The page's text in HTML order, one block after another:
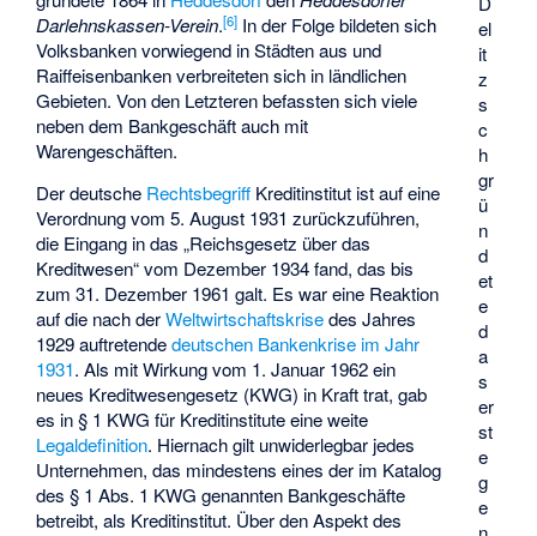
el
it
z
s
c
h
gr
ü
n
d
et
e
d
a
s
er
st
e
g
e
Darlehnskassen-Verein.[6] In der Folge bildeten sich
Volksbanken vorwiegend in Städten aus und
Raiffeisenbanken verbreiteten sich in ländlichen
Gebieten. Von den Letzteren befassten sich viele
neben dem Bankgeschäft auch mit
Warengeschäften.
Der deutsche Rechtsbegriff Kreditinstitut ist auf eine
Verordnung vom 5. August 1931 zurückzuführen,
die Eingang in das „Reichsgesetz über das
Kreditwesen“ vom Dezember 1934 fand, das bis
zum 31. Dezember 1961 galt. Es war eine Reaktion
auf die nach derWeltwirtschaftskrisedes Jahres
1929 auftretendedeutschen Bankenkrise im Jahr
1931. Als mit Wirkung vom 1. Januar 1962 ein
neues Kreditwesengesetz (KWG) in Kraft trat, gab
es in § 1 KWG für Kreditinstitute eine weite
Legaldefinition. Hiernach gilt unwiderlegbar jedes
Unternehmen, das mindestens eines der im Katalog
des § 1 Abs. 1 KWG genannten Bankgeschäfte
betreibt, als Kreditinstitut. Über den Aspekt des